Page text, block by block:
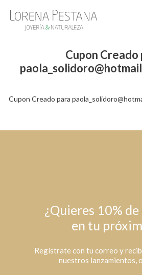
Cupon Creado
Cupon Creado para
¿Quieres 10%
en tu
Regístrate con tu correo y
nuestros lanzamientos,